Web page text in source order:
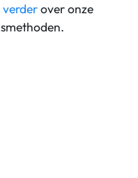
verderover onze